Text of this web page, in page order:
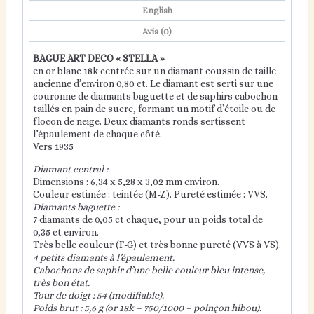
English
Avis (0)
BAGUE ART DECO « STELLA »
en or blanc 18k centrée sur un diamant coussin de taille
ancienne d’environ 0,80 ct. Le diamant est serti sur une
couronne de diamants baguette et de saphirs cabochon
taillés en pain de sucre, formant un motif d’étoile ou de
flocon de neige. Deux diamants ronds sertissent
l’épaulement de chaque côté.
Vers 1935
Diamant central :
Dimensions : 6,34 x 5,28 x 3,02 mm environ.
Couleur estimée : teintée (M-Z). Pureté estimée : VVS.
Diamants baguette :
7 diamants de 0,05 ct chaque, pour un poids total de
0,35 ct environ.
Très belle couleur (F-G) et très bonne pureté (VVS à VS).
4 petits diamants à l’épaulement.
Cabochons de saphir d’une belle couleur bleu intense,
très bon état.
Tour de doigt : 54 (modifiable).
Poids brut : 5,6 g (or 18k – 750/1000 – poinçon hibou).